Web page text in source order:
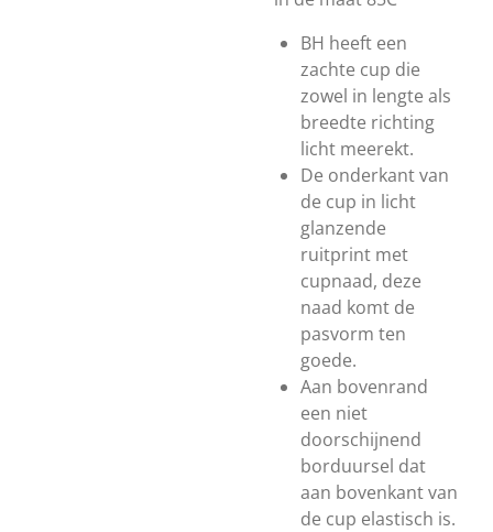
BH heeft een
zachte cup die
zowel in lengte als
breedte richting
licht meerekt.
De onderkant van
de cup in licht
glanzende
ruitprint met
cupnaad, deze
naad komt de
pasvorm ten
goede.
Aan bovenrand
een niet
doorschijnend
borduursel dat
aan bovenkant van
de cup elastisch is.